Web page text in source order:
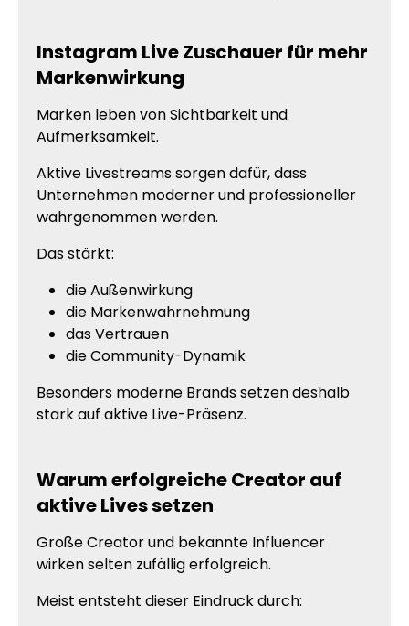
Instagram Live Zuschauer für mehr
Markenwirkung
Marken leben von Sichtbarkeit und
Aufmerksamkeit.
Aktive Livestreams sorgen dafür, dass
Unternehmen moderner und professioneller
wahrgenommen werden.
Das stärkt:
die Außenwirkung
die Markenwahrnehmung
das Vertrauen
die Community-Dynamik
Besonders moderne Brands setzen deshalb
stark auf aktive Live-Präsenz.
Warum erfolgreiche Creator auf
aktive Lives setzen
Große Creator und bekannte Influencer
wirken selten zufällig erfolgreich.
Meist entsteht dieser Eindruck durch: